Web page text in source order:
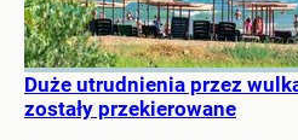
Duże utrudnienia przez
zostały przekierowane